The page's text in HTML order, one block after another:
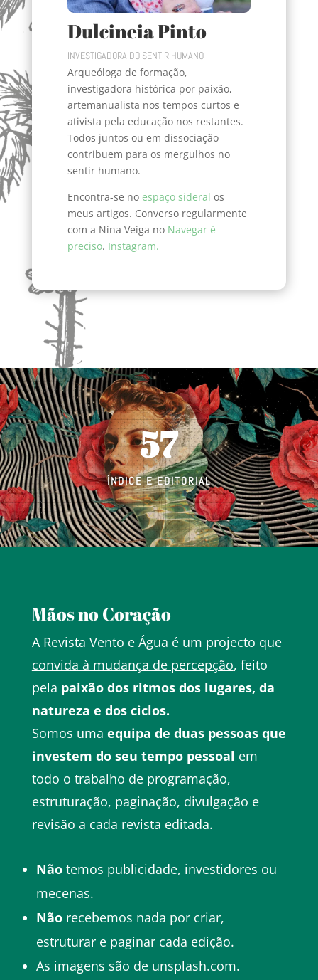
Dulcineia Pinto
INVESTIGADORA DO SENTIR HUMANO
Arqueóloga de formação,
investigadora histórica por paixão,
artemanualista nos tempos curtos e
ativista pela educação nos restantes.
Todos juntos ou em dissociação
contribuem para os mergulhos no
sentir humano.
Encontra-se no espaço sideral os
meus artigos. Converso regularmente
com a Nina Veiga no Navegar é
preciso. Instagram.
57
ÍNDICE E EDITORIAL
Mãos no Coração
A Revista Vento e Água é um projecto que
convida à mudança de percepção, feito
pela paixão dos ritmos dos lugares, da
natureza e dos ciclos.
Somos uma equipa de duas pessoas que
investem do seu tempo pessoal em
todo o trabalho de programação,
estruturação, paginação, divulgação e
revisão a cada revista editada.
Nãotemos publicidade, investidores ou
mecenas.
Nãorecebemos nada por criar,
estruturar e paginar cada edição.
As imagens são de unsplash.com.